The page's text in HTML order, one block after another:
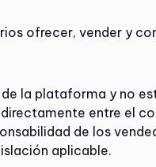
ofrecer, vender y
la plataforma y no
entre el
de los
aplicable.